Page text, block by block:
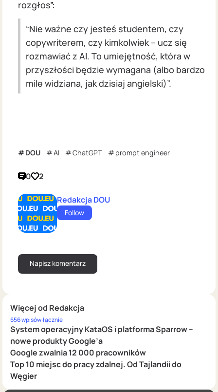
Więcej od Redakcja
656 wpisów łącznie
System operacyjny KataOS i platforma Sparrow –
nowe produkty Google’a
Google zwalnia 12 000 pracowników
Top 10 miejsc do pracy zdalnej. Od Tajlandii do
Węgier
rozgłos”:
“Nie ważne czy jesteś studentem, czy
copywriterem, czy kimkolwiek – ucz się
rozmawiać z AI. To umiejętność, która w
przyszłości będzie wymagana (albo bardzo
mile widziana, jak dzisiaj angielski)”.
DOU AI ChatGPT prompt engineer
0 2
Redakcja DOU
Follow